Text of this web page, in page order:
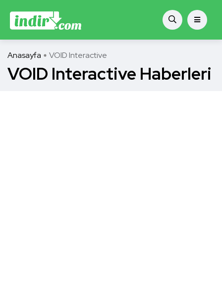
Anasayfa VOID Interactive
VOID Interactive Haberleri